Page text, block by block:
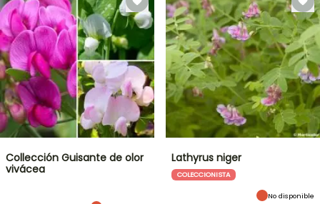
Collección Guisante de olor
vivácea
Lathyrus niger
COLECCIONISTA
No disponible